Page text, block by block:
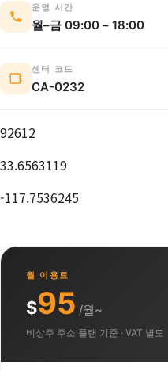
운영 시간
월–금 09:00 – 18:00
센터 코드
CA-0232
92612
33.6563119
-117.7536245
월 이용료
$95 /월~
비상주 주소 플랜 기준 · VAT 별도